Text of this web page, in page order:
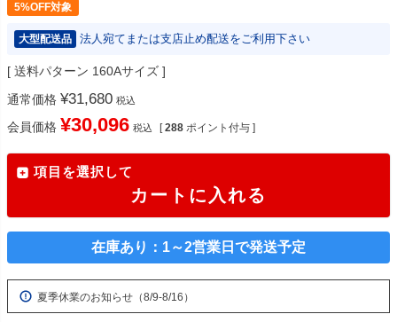
5%OFF対象
大型配送品 法人宛てまたは支店止め配送をご利用下さい
送料パターン 160Aサイズ
通常価格 ¥31,680 税込
会員価格 ¥30,096 税込 [ 288 ポイント付与 ]
項目を選択して
カートに入れる
在庫あり：1～2営業日で発送予定
夏季休業のお知らせ（8/9-8/16）